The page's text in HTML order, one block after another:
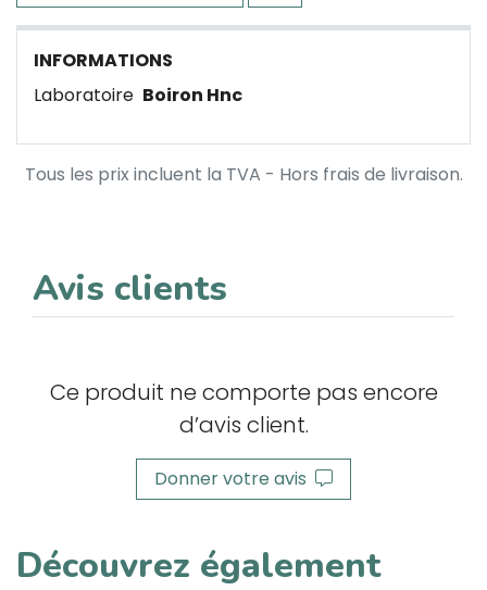
INFORMATIONS
Laboratoire Boiron Hnc
Tous les prix incluent la TVA - Hors frais de livraison.
Avis clients
Ce produit ne comporte pas encore
d’avis client.
Donner votre avis
Découvrez également